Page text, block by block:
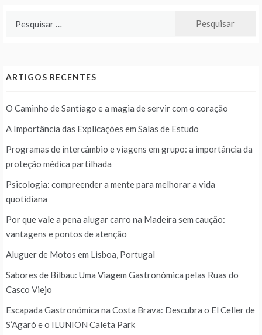
ARTIGOS RECENTES
O Caminho de Santiago e a magia de servir com o coração
A Importância das Explicações em Salas de Estudo
Programas de intercâmbio e viagens em grupo: a importância da
proteção médica partilhada
Psicologia: compreender a mente para melhorar a vida
quotidiana
Por que vale a pena alugar carro na Madeira sem caução:
vantagens e pontos de atenção
Aluguer de Motos em Lisboa, Portugal
Sabores de Bilbau: Uma Viagem Gastronómica pelas Ruas do
Casco Viejo
Escapada Gastronómica na Costa Brava: Descubra o El Celler de
S’Agaró e o ILUNION Caleta Park